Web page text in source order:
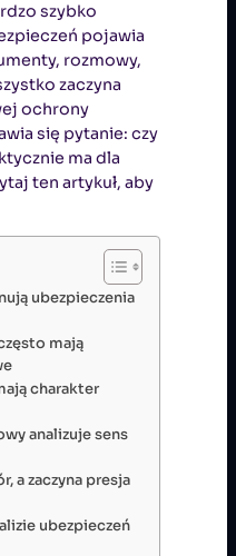
szybko
pojawia
rozmowy,
zaczyna
ochrony
się pytanie: czy
ma dla
ten artykuł, aby
ubezpieczenia
mają
charakter
analizuje sens
a zaczyna presja
ubezpieczeń